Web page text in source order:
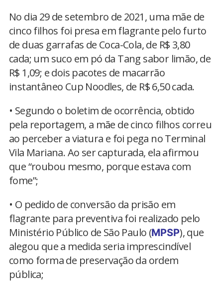
No dia 29 de setembro de 2021, uma mãe de
cinco filhos foi presa em flagrante pelo furto
de duas garrafas de Coca-Cola, de R$ 3,80
cada; um suco em pó da Tang sabor limão, de
R$ 1,09; e dois pacotes de macarrão
instantâneo Cup Noodles, de R$ 6,50 cada.
• Segundo o boletim de ocorrência, obtido
pela reportagem, a mãe de cinco filhos correu
ao perceber a viatura e foi pega no Terminal
Vila Mariana. Ao ser capturada, ela afirmou
que “roubou mesmo, porque estava com
fome”;
• O pedido de conversão da prisão em
flagrante para preventiva foi realizado pelo
Ministério Público de São Paulo (MPSP), que
alegou que a medida seria imprescindível
como forma de preservação da ordem
pública;